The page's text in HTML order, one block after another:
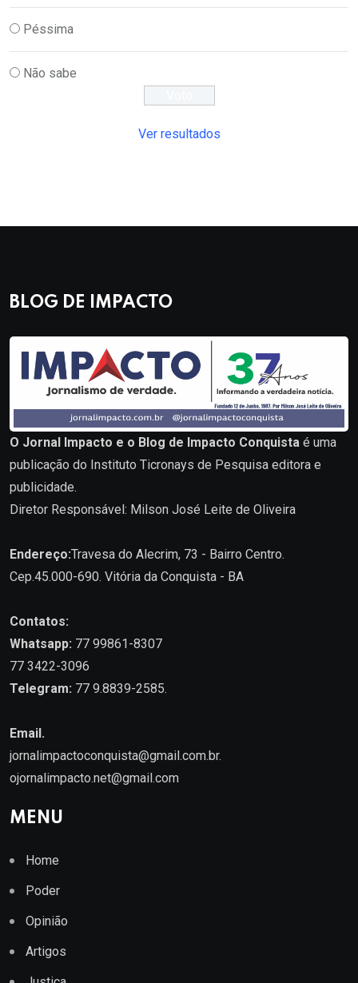
Péssima
Não sabe
Ver resultados
BLOG DE IMPACTO
O Jornal Impacto e o Blog de Impacto Conquista é uma
publicação do Instituto Ticronays de Pesquisa editora e
publicidade.
Diretor Responsável: Milson José Leite de Oliveira
Endereço:Travesa do Alecrim, 73 - Bairro Centro.
Cep.45.000-690. Vitória da Conquista - BA
Contatos:
Whatsapp: 77 99861-8307
77 3422-3096
Telegram: 77 9.8839-2585.
Email.
jornalimpactoconquista@gmail.com.br.
ojornalimpacto.net@gmail.com
MENU
Home
Poder
Opinião
Artigos